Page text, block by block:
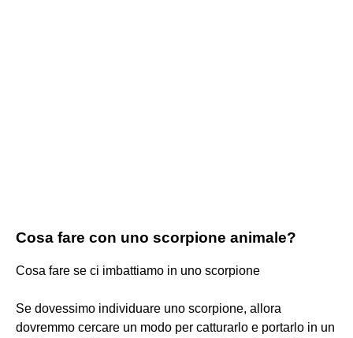
Cosa fare con uno scorpione animale?
Cosa fare se ci imbattiamo in uno scorpione
Se dovessimo individuare uno scorpione, allora
dovremmo cercare un modo per catturarlo e portarlo in un